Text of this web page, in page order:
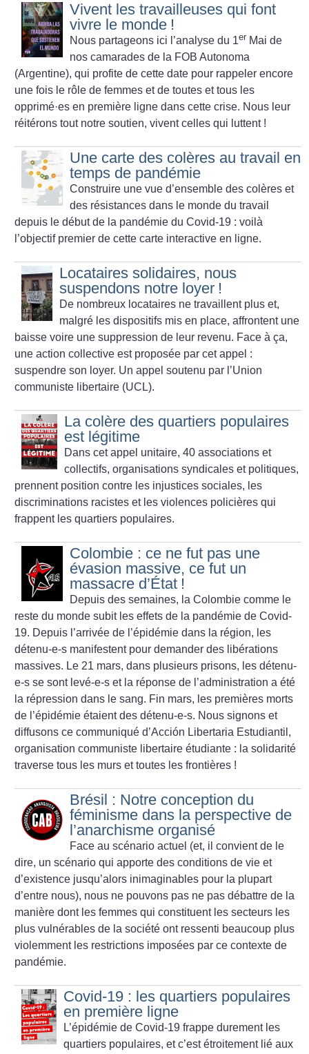
Vivent les travailleuses qui font
vivre le monde !
Nous partageons ici l’analyse du 1er Mai de
nos camarades de la FOB Autonoma
(Argentine), qui profite de cette date pour rappeler encore
une fois le rôle de femmes et de toutes et tous les
opprimé·es en première ligne dans cette crise. Nous leur
réitérons tout notre soutien, vivent celles qui luttent !
Une carte des colères au travail en
temps de pandémie
Construire une vue d’ensemble des colères et
des résistances dans le monde du travail
depuis le début de la pandémie du Covid-19 : voilà
l’objectif premier de cette carte interactive en ligne.
Locataires solidaires, nous
suspendons notre loyer !
De nombreux locataires ne travaillent plus et,
malgré les dispositifs mis en place, affrontent une
baisse voire une suppression de leur revenu. Face à ça,
une action collective est proposée par cet appel :
suspendre son loyer. Un appel soutenu par l’Union
communiste libertaire (UCL).
La colère des quartiers populaires
est légitime
Dans cet appel unitaire, 40 associations et
collectifs, organisations syndicales et politiques,
prennent position contre les injustices sociales, les
discriminations racistes et les violences policières qui
frappent les quartiers populaires.
Colombie : ce ne fut pas une
évasion massive, ce fut un
massacre d’État !
Depuis des semaines, la Colombie comme le
reste du monde subit les effets de la pandémie de Covid-
19. Depuis l’arrivée de l’épidémie dans la région, les
détenu-e-s manifestent pour demander des libérations
massives. Le 21 mars, dans plusieurs prisons, les détenu-
e-s se sont levé-e-s et la réponse de l’administration a été
la répression dans le sang. Fin mars, les premières morts
de l’épidémie étaient des détenu-e-s. Nous signons et
diffusons ce communiqué d’Acción Libertaria Estudiantil,
organisation communiste libertaire étudiante : la solidarité
traverse tous les murs et toutes les frontières !
Brésil : Notre conception du
féminisme dans la perspective de
l’anarchisme organisé
Face au scénario actuel (et, il convient de le
dire, un scénario qui apporte des conditions de vie et
d’existence jusqu’alors inimaginables pour la plupart
d’entre nous), nous ne pouvons pas ne pas débattre de la
manière dont les femmes qui constituent les secteurs les
plus vulnérables de la société ont ressenti beaucoup plus
violemment les restrictions imposées par ce contexte de
pandémie.
Covid-19 : les quartiers populaires
en première ligne
L’épidémie de Covid-19 frappe durement les
quartiers populaires, et c’est étroitement lié aux